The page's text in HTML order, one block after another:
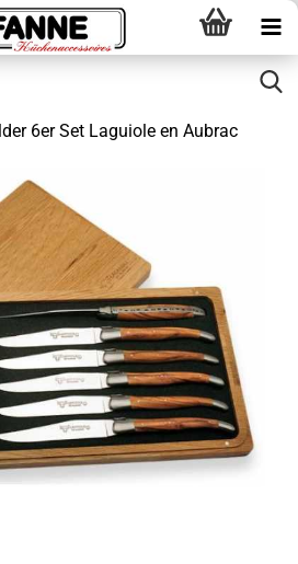
6er Set Laguiole en Aubrac